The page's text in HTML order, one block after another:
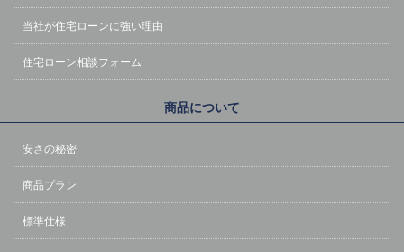
当社が住宅ローンに強い理由
住宅ローン相談フォーム
商品について
安さの秘密
商品プラン
標準仕様